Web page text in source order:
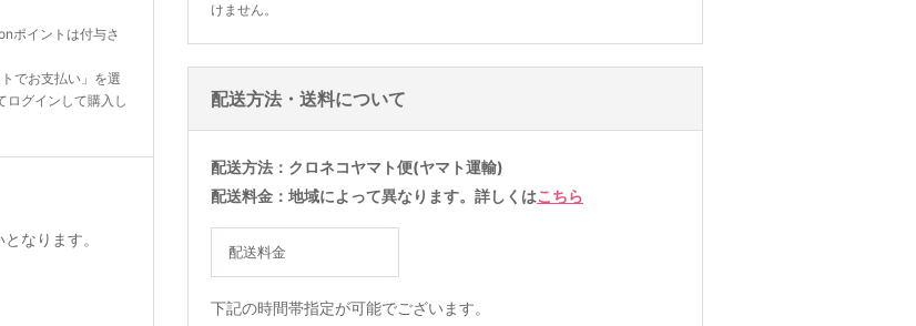
ポイントは付与さ
でお支払い」を選
ログインして購入し
なります。
けません。
配送方法・送料について
配送方法
クロネコヤマト便(ヤマト運輸)
配送料金
地域によって異なります。詳しくはこちら
配送料金
下記の時間帯指定が可能でございます。